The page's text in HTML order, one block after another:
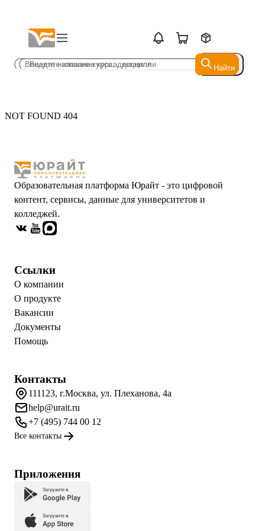
Найти
Найти
NOT FOUND 404
Образовательная платформа Юрайт - это цифровой
контент, сервисы, данные для университетов и
колледжей.
Ссылки
О компании
О продукте
Вакансии
Документы
Помощь
Контакты
111123, г.Москва, ул. Плеханова, 4а
help@urait.ru
+7 (495) 744 00 12
Все контакты
Приложения